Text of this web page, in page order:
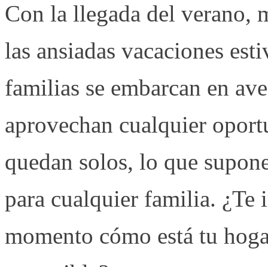
Con la llegada del verano,
las ansiadas vacaciones
familias se embarcan en
aprovechan cualquier
quedan solos, lo que
para cualquier familia. ¿Te
momento cómo está tu